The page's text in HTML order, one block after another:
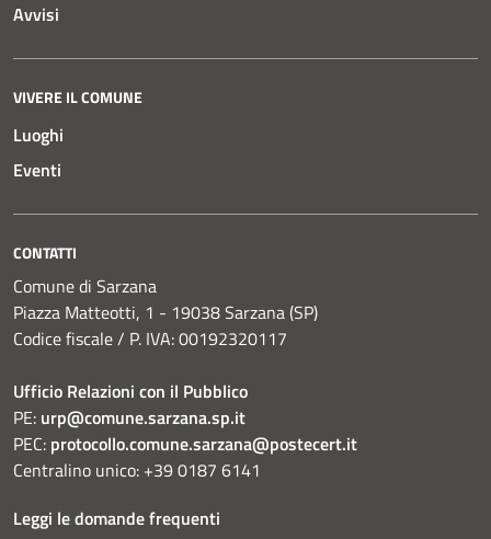
Avvisi
VIVERE IL COMUNE
Luoghi
Eventi
CONTATTI
Comune di Sarzana
Piazza Matteotti, 1 - 19038 Sarzana (SP)
Codice fiscale / P. IVA: 00192320117
Ufficio Relazioni con il Pubblico
PE: urp@comune.sarzana.sp.it
PEC: protocollo.comune.sarzana@postecert.it
Centralino unico: +39 0187 6141
Leggi le domande frequenti